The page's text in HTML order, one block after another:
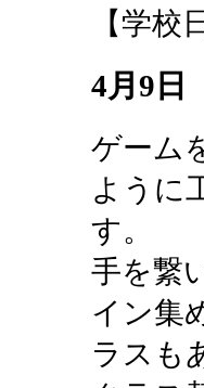
【学校
4月9日
ゲーム
ように
す。
手を繋
イン集
ラスも